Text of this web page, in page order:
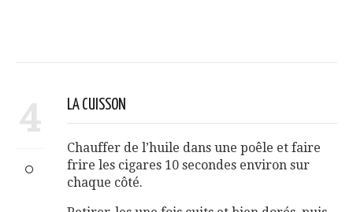
4 LA CUISSON
Chauffer de l’huile dans une poêle et faire
frire les cigares 10 secondes environ sur
chaque côté.